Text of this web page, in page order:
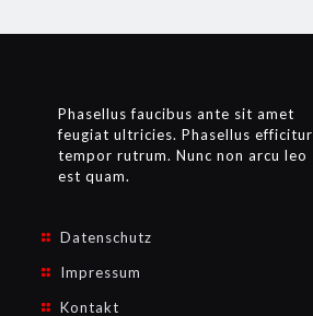
Phasellus faucibus ante sit amet
feugiat ultricies. Phasellus efficitur
tempor rutrum. Nunc non arcu leo
est quam.
Datenschutz
Impressum
Kontakt